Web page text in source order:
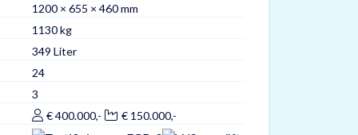
1200 × 655 × 460 mm
1130 kg
349 Liter
24
3
€ 400.000,-
€ 150.000,-